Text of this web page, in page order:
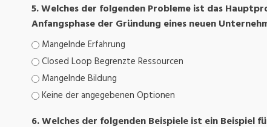
5. Welches der folgenden Probleme ist das
Anfangsphase der Gründung eines neuen
Mangelnde Erfahrung
Closed Loop Begrenzte Ressourcen
Mangelnde Bildung
Keine der angegebenen Optionen
6. Welches der folgenden Beispiele ist ein